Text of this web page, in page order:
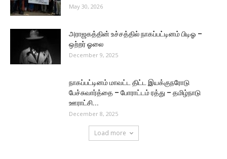
May 30, 2026
அராஜகத்தின் உச்சத்தில் நாகப்பட்டினம் பிடிஓ –
ஒற்றர் ஓலை
December 9, 2025
நாகப்பட்டினம் மாவட்ட திட்ட இயக்குநரோடு
பேச்சுவார்த்தை – போராட்டம் ரத்து – தமிழ்நாடு
ஊராட்சி...
December 8, 2025
Load more